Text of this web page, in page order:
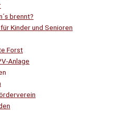
brennt?
Kinder und Senioren
Forst
Anlage